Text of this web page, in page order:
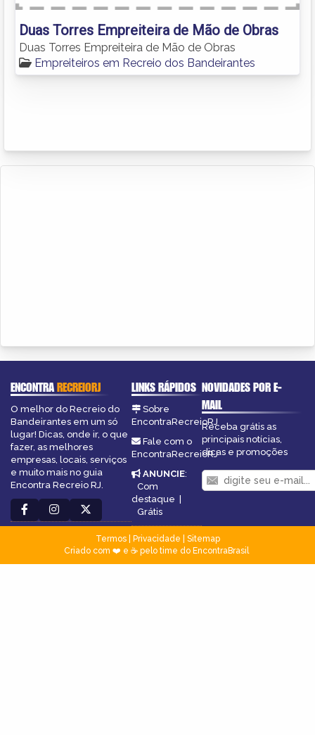
Duas Torres Empreiteira de Mão de Obras
Duas Torres Empreiteira de Mão de Obras
Empreiteiros em Recreio dos Bandeirantes
ENCONTRARECREIORJ
O melhor do Recreio do
Bandeirantes em um só
lugar! Dicas, onde ir, o que
fazer, as melhores
empresas, locais, serviços
e muito mais no guia
Encontra Recreio RJ.
LINKS RÁPIDOS
Sobre
EncontraRecreioRJ
Fale com o
EncontraRecreioRJ
ANUNCIE:
Com
destaque |
Grátis
NOVIDADES POR E-
MAIL
Receba grátis as
principais notícias,
dicas e promoções
Termos| Privacidade
Sitemap
Criado com ❤️ e ☕ pelo time do EncontraBrasil